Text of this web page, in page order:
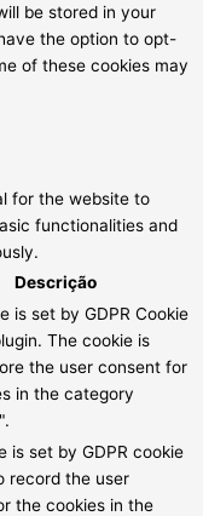
be stored in your
the option to opt-
of these cookies may
for the website to
functionalities and
Descrição
is set by GDPR Cookie
The cookie is
the user consent for
in the category
is set by GDPR cookie
record the user
the cookies in the